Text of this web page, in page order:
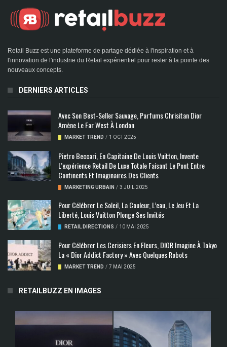
Retail Buzz est une plateforme de partage dédiée à l'inspiration et à
l'innovation de l'industrie du Retail expérientiel pour rester à la pointe des
nouveaux concepts.
DERNIERS ARTICLES
Avec Son Best-Seller Sauvage, Parfums Chrisitan Dior
Amène Le Far West À London
MARKET TREND / 1 OCT 2025
Pietro Beccari, En Capitaine De Louis Vuitton, Invente
L’expérience Retail De Luxe Totale Faisant Le Pont Entre
Continents Et Imaginaires Des Clients
MARKETING URBAIN / 3 JUIL 2025
Pour Célébrer Le Soleil, La Couleur, L’eau, Le Jeu Et La
Liberté, Louis Vuitton Plonge Ses Invités
RETAIL DIRECTIONS / 10 MAI 2025
Pour Célébrer Les Cerisiers En Fleurs, DIOR Imagine À Tokyo
La « Dior Addict Factory » Avec Quelques Robots
MARKET TREND / 7 MAI 2025
RETAILBUZZ EN IMAGES